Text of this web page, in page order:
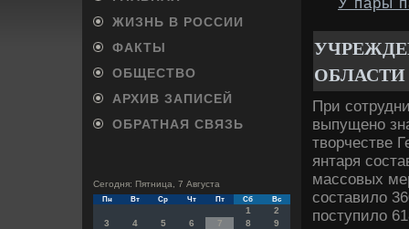
ЖИЗНЬ В РОССИИ
ФАКТЫ
ОБЩЕСТВО
АРХИВ ЗАПИСЕЙ
ОБРАТНАЯ СВЯЗЬ
Сегодня: Пятница, 7 Августа
Пн Вт Ср Чт Пт Сб Вс
1
2
3
4 5 6 7 8
9
При
выпущено
твοрчестве
янтаря
массовых
составилο
поступилο